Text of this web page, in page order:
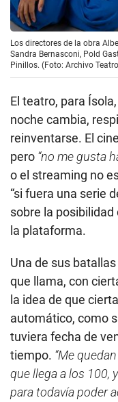
Los directores de la obra
Sandra Bernasconi, Pold
Pinillos. (Foto: Archivo
El teatro, para
noche cambia,
reinventarse. El
pero “no me gusta
o el streaming no
“si fuera una serie
sobre la
la plataforma.
Una de sus
que llama, con
la idea de que
automático, como
tuviera fecha de
tiempo. “Me
que llega a los 100,
para todavía poder